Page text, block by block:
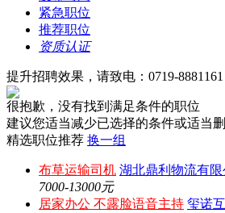
紧急职位
推荐职位
资质认证
提升招聘效果，请致电：0719-8881161
很抱歉，没有找到满足条件的职位
建议您适当减少已选择的条件或适当
精选职位推荐 换一组
布草运输司机 湖北鼎利物流有限
7000-13000元
居家办公 不露脸语音主持 玺诺